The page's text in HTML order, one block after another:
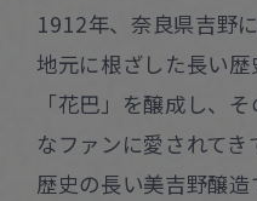
1912年、奈良県吉野
地元に根ざした長い
「花巴」を醸成し、
なファンに愛されてき
歴史の長い美吉野醸